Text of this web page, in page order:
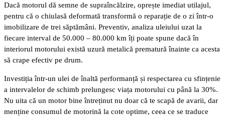
Dacă motorul dă semne de supraîncălzire, oprește imediat utilajul,
pentru că o chiulasă deformată transformă o reparație de o zi într-o
imobilizare de trei săptămâni. Preventiv, analiza uleiului uzat la
fiecare interval de 50.000 – 80.000 km îți poate spune dacă în
interiorul motorului există uzură metalică prematură înainte ca acesta
să crape efectiv pe drum.
Investiția într-un ulei de înaltă performanță și respectarea cu sfințenie
a intervalelor de schimb prelungesc viața motorului cu până la 30%.
Nu uita că un motor bine întreținut nu doar că te scapă de avarii, dar
menține consumul de motorină la cote optime, ceea ce se traduce